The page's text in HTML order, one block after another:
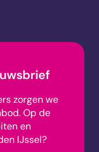
zorgen we
Op de
en
IJssel?